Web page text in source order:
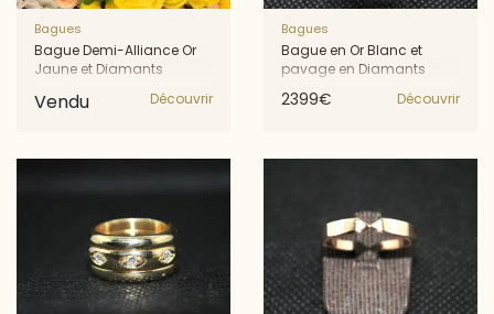
Bagues
Bague Demi-Alliance Or
Jaune et Diamants
Vendu Découvrir
Bagues
Bague en Or Blanc et
pavage en Diamants
2399€ Découvrir